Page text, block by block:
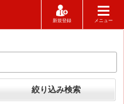
新規登録 メニュー